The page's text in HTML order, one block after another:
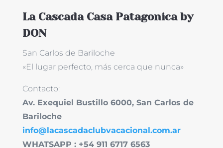
La Cascada Casa Patagonica by
DON
San Carlos de Bariloche
«El lugar perfecto, más cerca que nunca»
Contacto:
Av. Exequiel Bustillo 6000, San Carlos de
Bariloche
info@lacascadaclubvacacional.com.ar
WHATSAPP : +54 911 6717 6563